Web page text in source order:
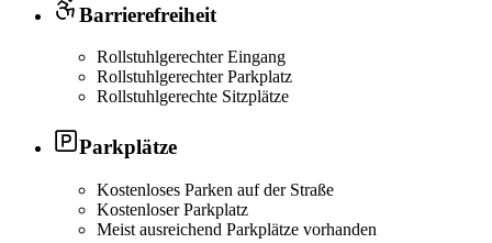
Barrierefreiheit
Rollstuhlgerechter Eingang
Rollstuhlgerechter Parkplatz
Rollstuhlgerechte Sitzplätze
Parkplätze
Kostenloses Parken auf der Straße
Kostenloser Parkplatz
Meist ausreichend Parkplätze vorhanden